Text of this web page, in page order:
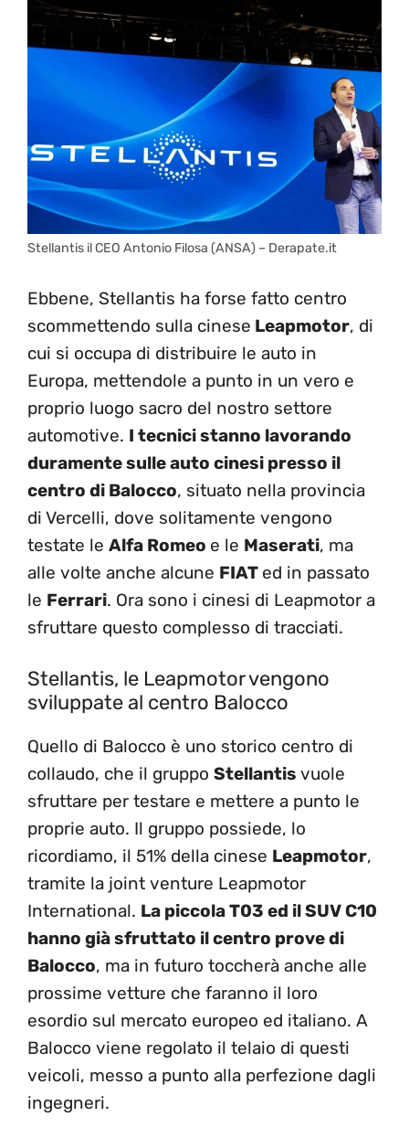
Stellantis il CEO Antonio Filosa (ANSA) – Derapate.it
Ebbene, Stellantis ha forse fatto centro
scommettendo sulla cinese Leapmotor, di
cui si occupa di distribuire le auto in
Europa, mettendole a punto in un vero e
proprio luogo sacro del nostro settore
automotive. I tecnici stanno lavorando
duramente sulle auto cinesi presso il
centro di Balocco, situato nella provincia
di Vercelli, dove solitamente vengono
testate le Alfa Romeo e le Maserati, ma
alle volte anche alcune FIAT ed in passato
le Ferrari. Ora sono i cinesi di Leapmotor a
sfruttare questo complesso di tracciati.
Stellantis, le Leapmotor vengono
sviluppate al centro Balocco
Quello di Balocco è uno storico centro di
collaudo, che il gruppo Stellantis vuole
sfruttare per testare e mettere a punto le
proprie auto. Il gruppo possiede, lo
ricordiamo, il 51% della cinese Leapmotor,
tramite la joint venture Leapmotor
International. La piccola T03 ed il SUV C10
hanno già sfruttato il centro prove di
Balocco, ma in futuro toccherà anche alle
prossime vetture che faranno il loro
esordio sul mercato europeo ed italiano. A
Balocco viene regolato il telaio di questi
veicoli, messo a punto alla perfezione dagli
ingegneri.